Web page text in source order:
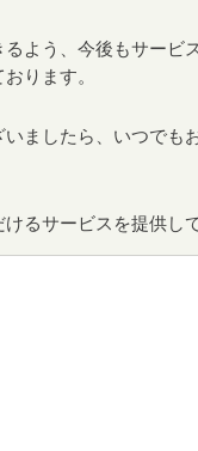
よう、今後もサービ
ります。
ましたら、いつで
るサービスを提供し